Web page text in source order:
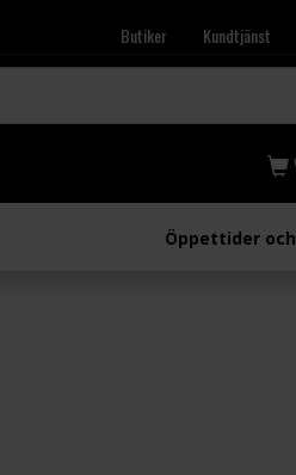
Butiker Kundtjänst
Öppettider